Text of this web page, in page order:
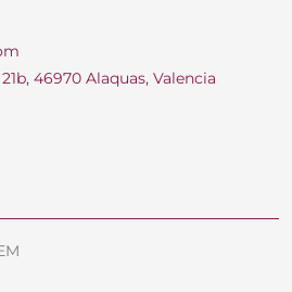
46970 Alaquas, Valencia